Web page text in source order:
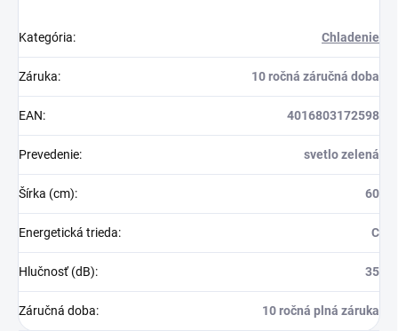
Kategória: Chladenie
Záruka: 10 ročná záručná doba
EAN: 4016803172598
Prevedenie: svetlo zelená
Šírka (cm): 60
Energetická trieda: C
Hlučnosť (dB): 35
Záručná doba: 10 ročná plná záruka